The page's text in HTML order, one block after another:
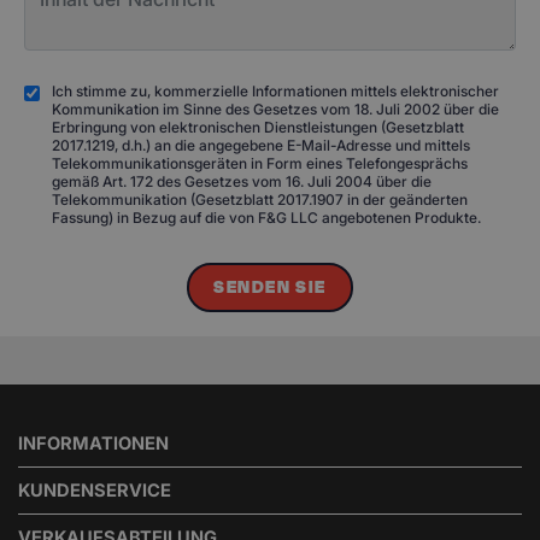
Ich stimme zu, kommerzielle Informationen mittels elektronischer
Kommunikation im Sinne des Gesetzes vom 18. Juli 2002 über die
Erbringung von elektronischen Dienstleistungen (Gesetzblatt
2017.1219, d.h.) an die angegebene E-Mail-Adresse und mittels
Telekommunikationsgeräten in Form eines Telefongesprächs
gemäß Art. 172 des Gesetzes vom 16. Juli 2004 über die
Telekommunikation (Gesetzblatt 2017.1907 in der geänderten
Fassung) in Bezug auf die von F&G LLC angebotenen Produkte.
SENDEN SIE
INFORMATIONEN
KUNDENSERVICE